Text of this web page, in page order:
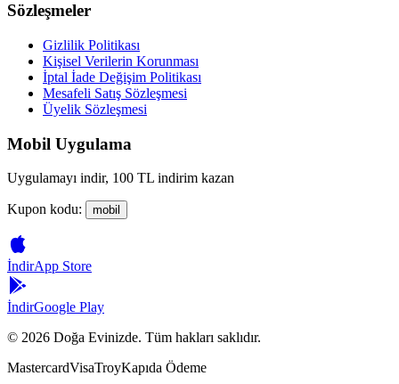
Sözleşmeler
Gizlilik Politikası
Kişisel Verilerin Korunması
İptal İade Değişim Politikası
Mesafeli Satış Sözleşmesi
Üyelik Sözleşmesi
Mobil Uygulama
Uygulamayı indir, 100 TL indirim kazan
Kupon kodu: mobil
İndirApp Store
İndirGoogle Play
© 2026 Doğa Evinizde. Tüm hakları saklıdır.
MastercardVisaTroyKapıda Ödeme